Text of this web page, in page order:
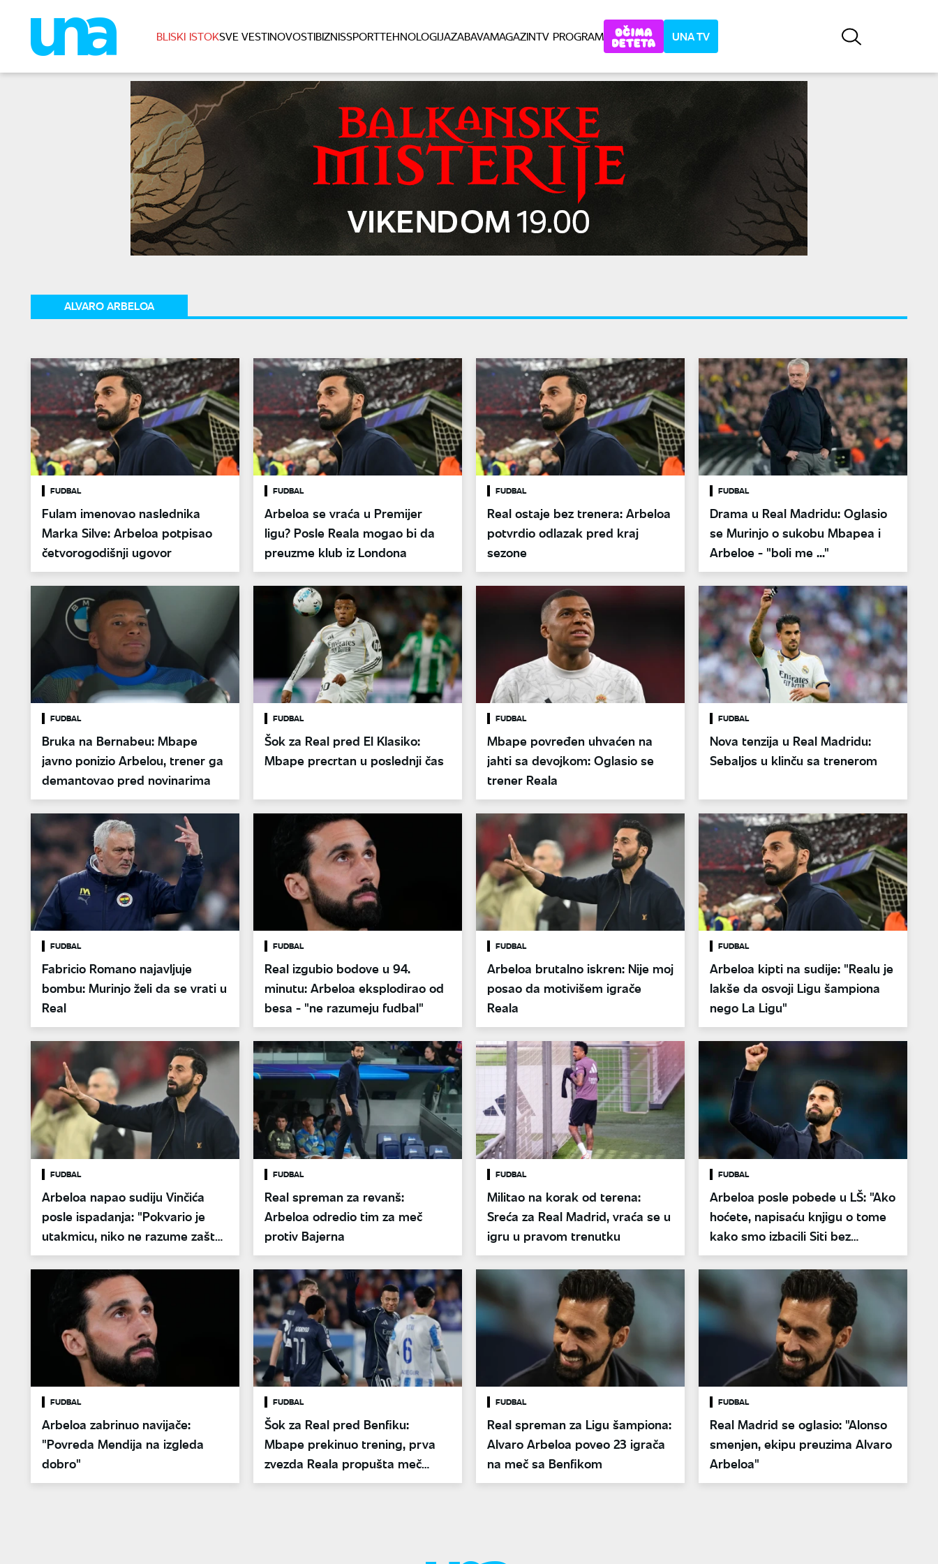
BLISKI ISTOKSVE VESTINOVOSTIBIZNISSPORTTEHNOLOGIJAZABAVAMAGAZINTV PROGRAM UNA TV
ALVARO ARBELOA
FUDBAL
Fulam imenovao naslednika
Marka Silve: Arbeloa potpisao
četvorogodišnji ugovor
FUDBAL
Arbeloa se vraća u Premijer
ligu? Posle Reala mogao bi da
preuzme klub iz Londona
FUDBAL
Real ostaje bez trenera: Arbeloa
potvrdio odlazak pred kraj
sezone
FUDBAL
Drama u Real Madridu: Oglasio
se Murinjo o sukobu Mbapea i
Arbeloe - "boli me ..."
FUDBAL
Bruka na Bernabeu: Mbape
javno ponizio Arbelou, trener ga
demantovao pred novinarima
FUDBAL
Šok za Real pred El Klasiko:
Mbape precrtan u poslednji čas
FUDBAL
Mbape povređen uhvaćen na
jahti sa devojkom: Oglasio se
trener Reala
FUDBAL
Nova tenzija u Real Madridu:
Sebaljos u klinču sa trenerom
FUDBAL
Fabricio Romano najavljuje
bombu: Murinjo želi da se vrati u
Real
FUDBAL
Real izgubio bodove u 94.
minutu: Arbeloa eksplodirao od
besa - "ne razumeju fudbal"
FUDBAL
Arbeloa brutalno iskren: Nije moj
posao da motivišem igrače
Reala
FUDBAL
Arbeloa kipti na sudije: "Realu je
lakše da osvoji Ligu šampiona
nego La Ligu"
FUDBAL
Arbeloa napao sudiju Vinčića
posle ispadanja: "Pokvario je
utakmicu, niko ne razume zašto
ga je izbacio"
FUDBAL
Real spreman za revanš:
Arbeloa odredio tim za meč
protiv Bajerna
FUDBAL
Militao na korak od terena:
Sreća za Real Madrid, vraća se u
igru u pravom trenutku
FUDBAL
Arbeloa posle pobede u LŠ: "Ako
hoćete, napisaću knjigu o tome
kako smo izbacili Siti bez
Mbapea"
FUDBAL
Arbeloa zabrinuo navijače:
"Povreda Mendija na izgleda
dobro"
FUDBAL
Šok za Real pred Benfiku:
Mbape prekinuo trening, prva
zvezda Reala propušta meč
odluke
FUDBAL
Real spreman za Ligu šampiona:
Alvaro Arbeloa poveo 23 igrača
na meč sa Benfikom
FUDBAL
Real Madrid se oglasio: "Alonso
smenjen, ekipu preuzima Alvaro
Arbeloa"